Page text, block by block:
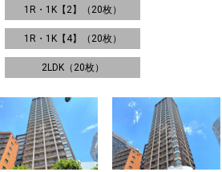
1R・1K【2】（20枚）
1R・1K【4】（20枚）
2LDK（20枚）